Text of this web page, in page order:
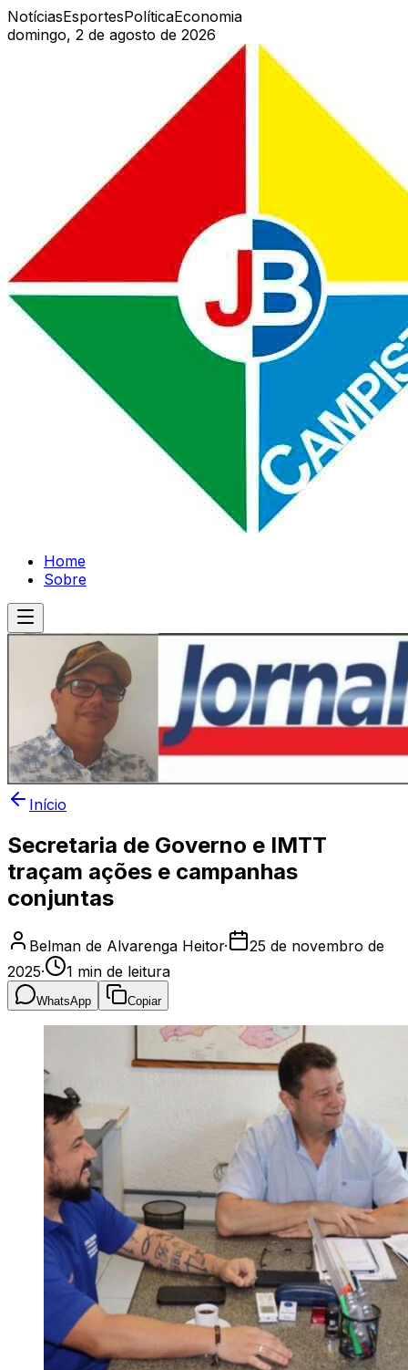
NotíciasEsportesPolíticaEconomia
domingo, 2 de agosto de 2026
Home
Sobre
Início
Secretaria de Governo e IMTT
traçam ações e campanhas
conjuntas
Belman de Alvarenga Heitor·
25 de novembro de
2025· 1 min de leitura
WhatsApp Copiar